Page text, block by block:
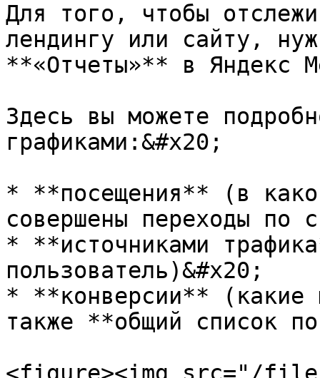
Для того, чтобы
лендингу или сайту,
**«Отчеты»** в Яндекс
Здесь вы можете
графиками:&#x20;
* **посещения** (в
совершены переходы по
* **источниками
пользователь)&#x20;
* **конверсии** (какие
также **общий список